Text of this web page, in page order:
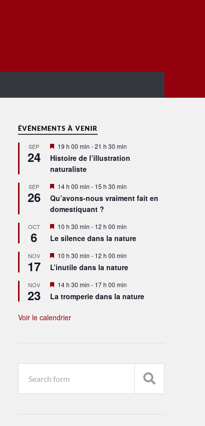
ÉVÉNEMENTS À VENIR
SEP
24
Mis
avant
19 h 00 min -21 h 30 min
Histoire de l’illustration
naturaliste
SEP
26
Mis
en
avant
14 h 00 min - 15 h 30 min
Qu’avons-nous vraiment fait en
domestiquant ?
OCT
6
Mis
avant
10 h 30 min - 12 h 00 min
Le silence dans la nature
NOV
17
Mis
en
avant
10 h 30 min - 12 h 00 min
L’inutile dans la nature
NOV
23
Mis
avant
14 h 30 min - 17 h 00 min
La tromperie dans la nature
Voir le calendrier